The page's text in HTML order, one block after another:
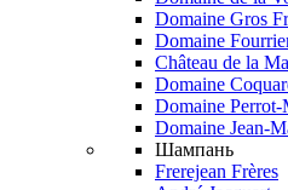
Domaine Gros
Domaine
Château de la
Domaine
Domaine
Domaine Jean-
Шампань
Frerejean Frères